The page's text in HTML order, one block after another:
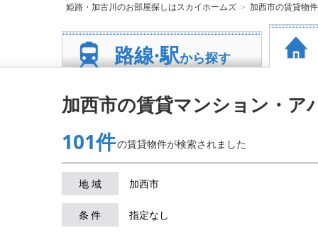
姫路・加古川のお部屋探しはスカイホームズ 加西市の賃貸物件
路線·駅から探す
加西市の賃貸マンション・ア
101件の賃貸物件が検索されました
地 域 加西市
条 件 指定なし